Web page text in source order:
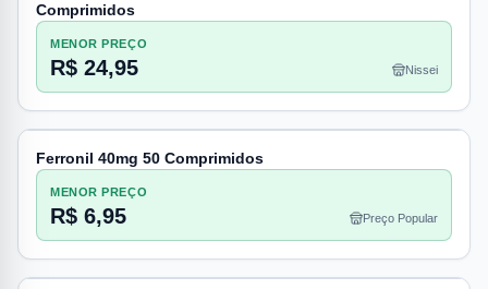
Comprimidos
MENOR PREÇO
R$ 24,95 Nissei
Ferronil 40mg 50 Comprimidos
MENOR PREÇO
R$ 6,95 Preço Popular